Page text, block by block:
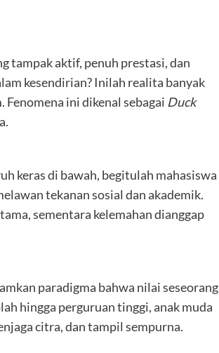
tampak aktif, penuh prestasi, dan
kesendirian? Inilah realita banyak
ini dikenal sebagai Duck
keras di bawah, begitulah mahasiswa
tekanan sosial dan akademik.
sementara kelemahan dianggap
paradigma bahwa nilai seseorang
hingga perguruan tinggi, anak muda
citra, dan tampil sempurna.